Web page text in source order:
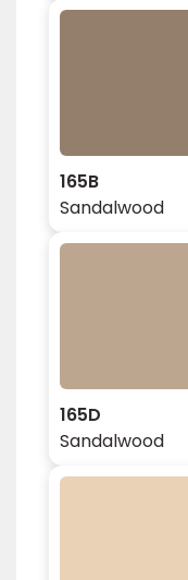
165B
Sandalwood
165D
Sandalwood